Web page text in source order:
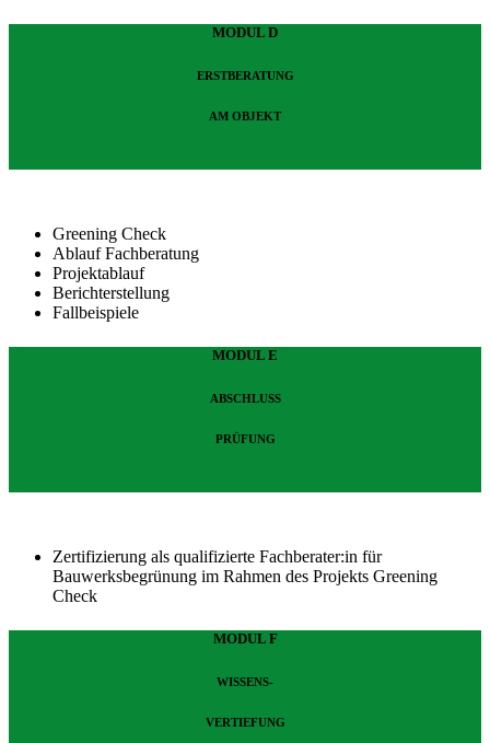
MODUL D
ERSTBERATUNG
AM OBJEKT
Greening Check
Ablauf Fachberatung
Projektablauf
Berichterstellung
Fallbeispiele
MODUL E
ABSCHLUSS
PRÜFUNG
Zertifizierung als qualifizierte Fachberater:in für
Bauwerksbegrünung im Rahmen des Projekts Greening
Check
MODUL F
WISSENS-
VERTIEFUNG